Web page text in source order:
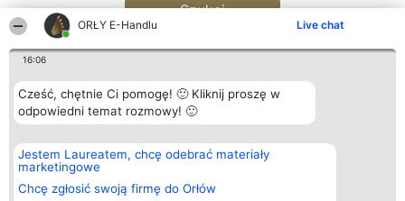
ORŁY E-Handlu Live chat
16:06
Cześć, chętnie Ci pomogę! 🙂 Kliknij proszę w
odpowiedni temat rozmowy! 🙂
Jestem Laureatem, chcę odebrać materiały
marketingowe
Chcę zgłosić swoją firmę do Orłów
Szukaj
Organizator plebiscytu
Bright Side Solutions sp. z o.
o. sp. k.
ul. Ruska 22
Wrocław 50-079
Plebiscyt
Laureaci
wszystkich
Laureatów
Kontakt
Kontakt